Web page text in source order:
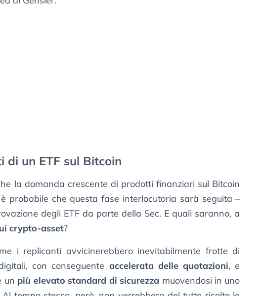
di un ETF sul Bitcoin
la domanda crescente di prodotti finanziari sul Bitcoin
probabile che questa fase interlocutoria sarà seguita –
degli ETF da parte della Sec. E quali saranno, a
crypto-asset?
i replicanti avvicinerebbero inevitabilmente frotte di
con conseguente accelerata delle quotazioni, e
un più elevato standard di sicurezza muovendosi in uno